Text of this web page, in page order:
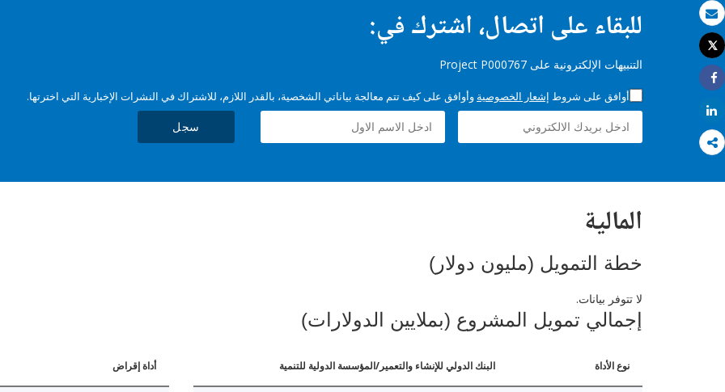
بريد الكتروني
طباعة
Tweet
Share
Share
للبقاء على اتصال، اشترك في:
التنبيهات الإلكترونية على Project P000767
أوافق على شروط إشعار الخصوصية وأوافق على كيف تتم معالجة بياناتي الشخصية، بالقدر اللازم، للاشتراك في النشرات الإخبارية التي اخترتها.
سجل
المالية
خطة التمويل (مليون دولار)
لا تتوفر بيانات.
إجمالي تمويل المشروع (بملايين الدولارات)
نوع الأداة البنك الدولي للإنشاء والتعمير/المؤسسة الدولية للتنمية أداة إقراض